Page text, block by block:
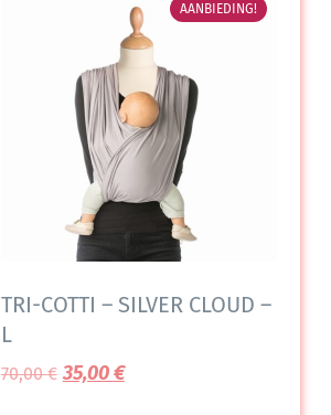
AANBIEDING!
TRI-COTTI – SILVER CLOUD –
L
70,00€ 35,00€